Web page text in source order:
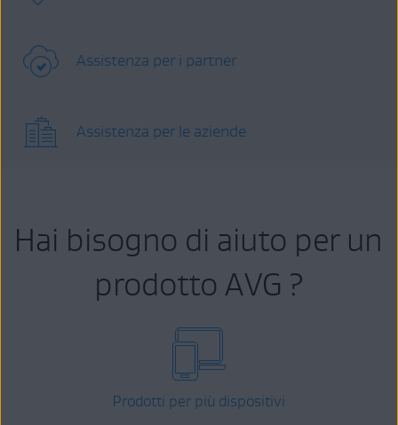
Assistenza per i partner
Assistenza per le aziende
Hai bisogno di aiuto per un
prodotto AVG ?
Prodotti per più dispositivi